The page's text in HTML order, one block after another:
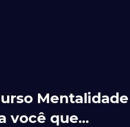
você que...